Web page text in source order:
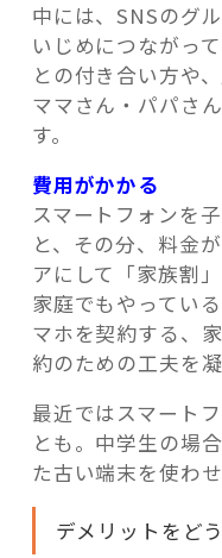
中には、SNSのグ
いじめにつながっ
との付き合い方や
ママさん・パパさ
す。
費用がかかる
スマートフォンを
と、その分、料金
アにして「家族割
家庭でもやってい
マホを契約する、
約のための工夫を
最近ではスマート
とも。中学生の場
た古い端末を使わ
デメリットをど